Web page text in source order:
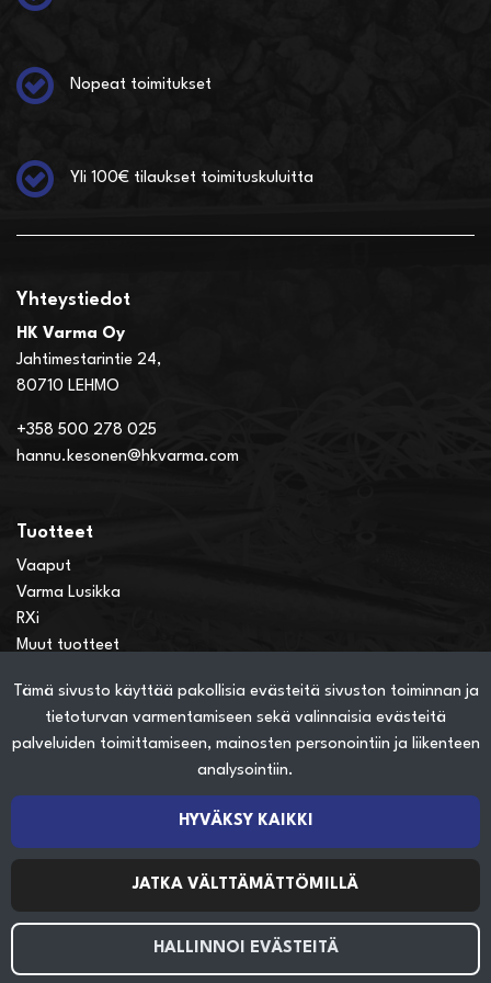
Tämä sivusto käyttää pakollisia evästeitä sivuston toiminnan ja
tietoturvan varmentamiseen sekä valinnaisia evästeitä
palveluiden toimittamiseen, mainosten personointiin ja liikenteen
analysointiin.
HYVÄKSY KAIKKI
JATKA VÄLTTÄMÄTTÖMILLÄ
HALLINNOI EVÄSTEITÄ
Nopeat toimitukset
Yli 100€ tilaukset toimituskuluitta
Yhteystiedot
HK Varma Oy
Jahtimestarintie 24,
80710 LEHMO
+358 500 278 025
hannu.kesonen@hkvarma.com
Tuotteet
Vaaput
Varma Lusikka
RXi
Muut tuotteet
Verkkokauppainfo
Näin teet ostoksia verkkokaupassa
Seuraa sosiaalisessa mediassa